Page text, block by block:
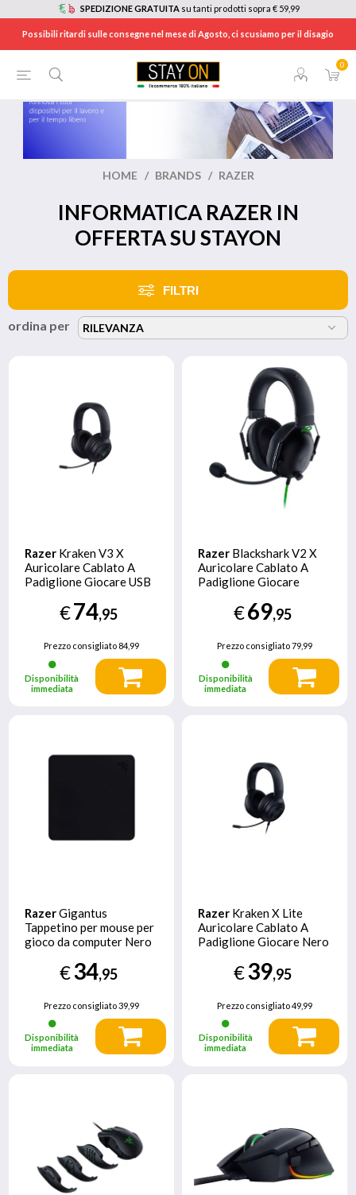
SPEDIZIONE GRATUITA su tanti prodotti sopra € 59,99
Possibili ritardi sulle consegne nel mese di Agosto, ci scusiamo per il disagio
0
HOME / BRANDS / RAZER
INFORMATICA RAZER IN
OFFERTA SU STAYON
FILTRI
ordina per
Razer Kraken V3 X
Auricolare Cablato A
Padiglione Giocare USB
€74,95
Prezzo consigliato84,99
Disponibilità
immediata
Razer Blackshark V2 X
Auricolare Cablato A
Padiglione Giocare
€69,95
Prezzo consigliato79,99
Disponibilità
immediata
RazerGigantus
Tappetino per mouse per
gioco da computer Nero
€34,95
Prezzo consigliato39,99
Disponibilità
immediata
Razer Kraken X Lite
Auricolare Cablato A
Padiglione Giocare Nero
€39,95
Prezzo consigliato49,99
Disponibilità
immediata